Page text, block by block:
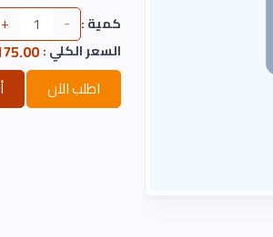
كمية : -
+
السعر الكلي:
اطلب الآن